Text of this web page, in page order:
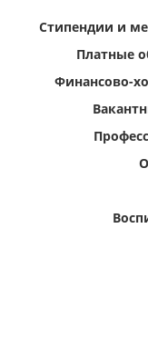
Стипендии и
Платные
Финансово-